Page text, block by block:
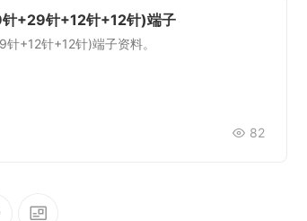
+29针+12针+12针)端子
+12针+12针)端子资料。
82